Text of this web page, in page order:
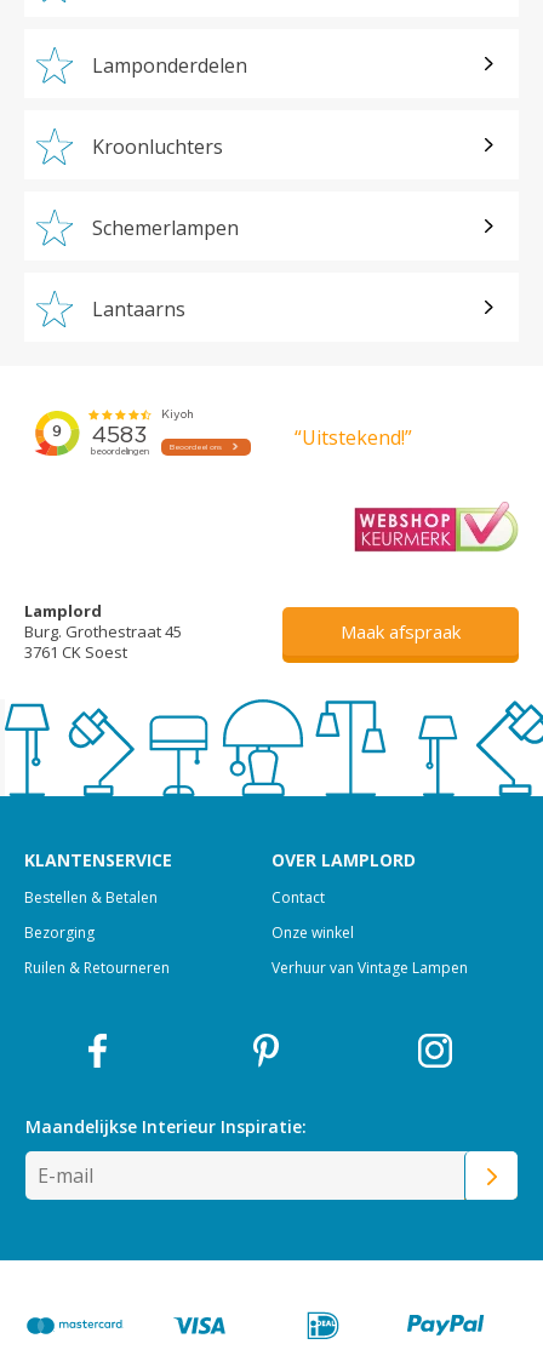
Lamponderdelen
Kroonluchters
Schemerlampen
Lantaarns
“Uitstekend!”
Lamplord
Burg. Grothestraat 45
3761 CK Soest
Maak afspraak
KLANTENSERVICE
Bestellen & Betalen
Bezorging
Ruilen & Retourneren
OVER LAMPLORD
Contact
Onze winkel
Verhuur van Vintage Lampen
Maandelijkse Interieur Inspiratie: